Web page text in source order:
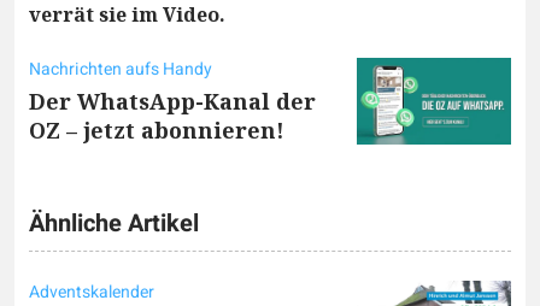
verrät sie im Video.
Nachrichten aufs Handy
Der WhatsApp-Kanal der
OZ – jetzt abonnieren!
Ähnliche Artikel
Adventskalender